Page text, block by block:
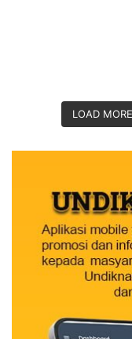
LOAD MORE